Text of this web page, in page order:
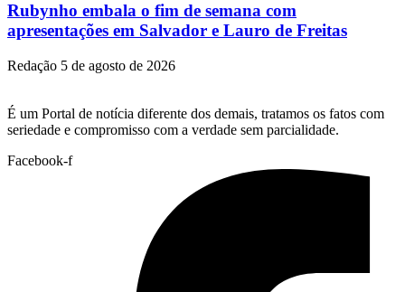
Rubynho embala o fim de semana com
apresentações em Salvador e Lauro de Freitas
Redação 5 de agosto de 2026
É um Portal de notícia diferente dos demais, tratamos os fatos com
seriedade e compromisso com a verdade sem parcialidade.
Facebook-f